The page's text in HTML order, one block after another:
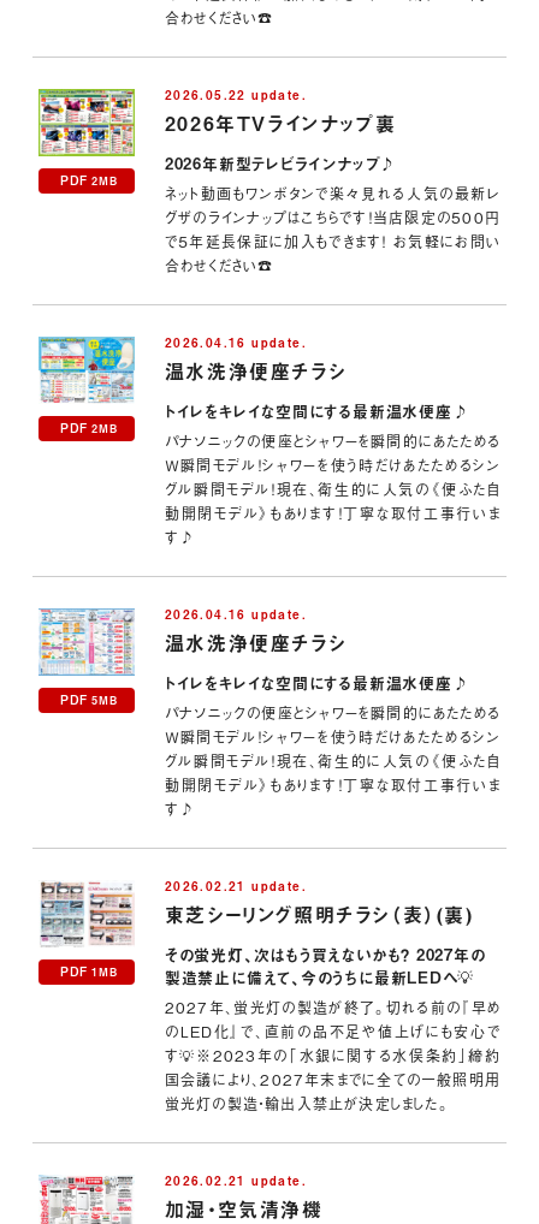
合わせください☎
PDF 2MB
2026.05.22 update.
2026年TVラインナップ裏
2026年新型テレビラインナップ♪
ネット動画もワンボタンで楽々見れる人気の最新レ
グザのラインナップはこちらです！当店限定の500円
で５年延長保証に加入もできます！ お気軽にお問い
合わせください☎
PDF 2MB
2026.04.16 update.
温水洗浄便座チラシ
トイレをキレイな空間にする最新温水便座♪
パナソニックの便座とシャワーを瞬間的にあたためる
Ｗ瞬間モデル！シャワーを使う時だけあたためるシン
グル瞬間モデル！現在、衛生的に人気の《便ふた自
動開閉モデル》もあります！丁寧な取付工事行いま
す♪
PDF 5MB
2026.04.16 update.
温水洗浄便座チラシ
トイレをキレイな空間にする最新温水便座♪
パナソニックの便座とシャワーを瞬間的にあたためる
Ｗ瞬間モデル！シャワーを使う時だけあたためるシン
グル瞬間モデル！現在、衛生的に人気の《便ふた自
動開閉モデル》もあります！丁寧な取付工事行いま
す♪
PDF 1MB
2026.02.21 update.
東芝シーリング照明チラシ（表）(裏)
その蛍光灯、次はもう買えないかも？ 2027年の
製造禁止に備えて、今のうちに最新LEDへ💡
2027年、蛍光灯の製造が終了。切れる前の『早め
のLED化』で、直前の品不足や値上げにも安心で
す💡※2023年の「水銀に関する水俣条約」締約
国会議により、2027年末までに全ての一般照明用
蛍光灯の製造・輸出入禁止が決定しました。
2026.02.21 update.
加湿・空気清浄機